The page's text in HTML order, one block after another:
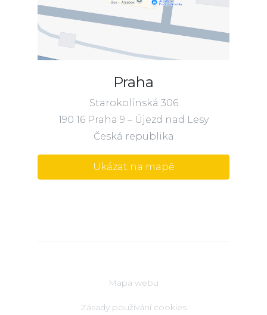
Praha
Starokolínská 306
190 16 Praha 9 – Újezd nad Lesy
Česká republika
Ukázat na mapě
Mapa webu
Zásady používání cookies